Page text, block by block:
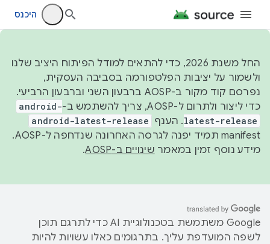
היכנס
החל משנת 2026, כדי להתאים למודל הפיתוח היציב שלנו
ולשמור על יציבות הפלטפורמה בסביבה העסקית,
נפרסם קוד מקור ב-AOSP ברבעון השני וברבעון הרביעי.
כדי ליצור ולתרום ל-AOSP, צריך להשתמש ב-
android-
latest-release. הענף android-latest-release
manifest תמיד יפנה לגרסה האחרונה שנדחפה ל-AOSP.
מידע נוסף זמין במאמר שינויים ב-AOSP .
‫Google משתמשת בטכנולוגיית AI כדי לתרגם תוכן
לשפה המועדפת עליך. בתרגומים כאלו עשויות להיות